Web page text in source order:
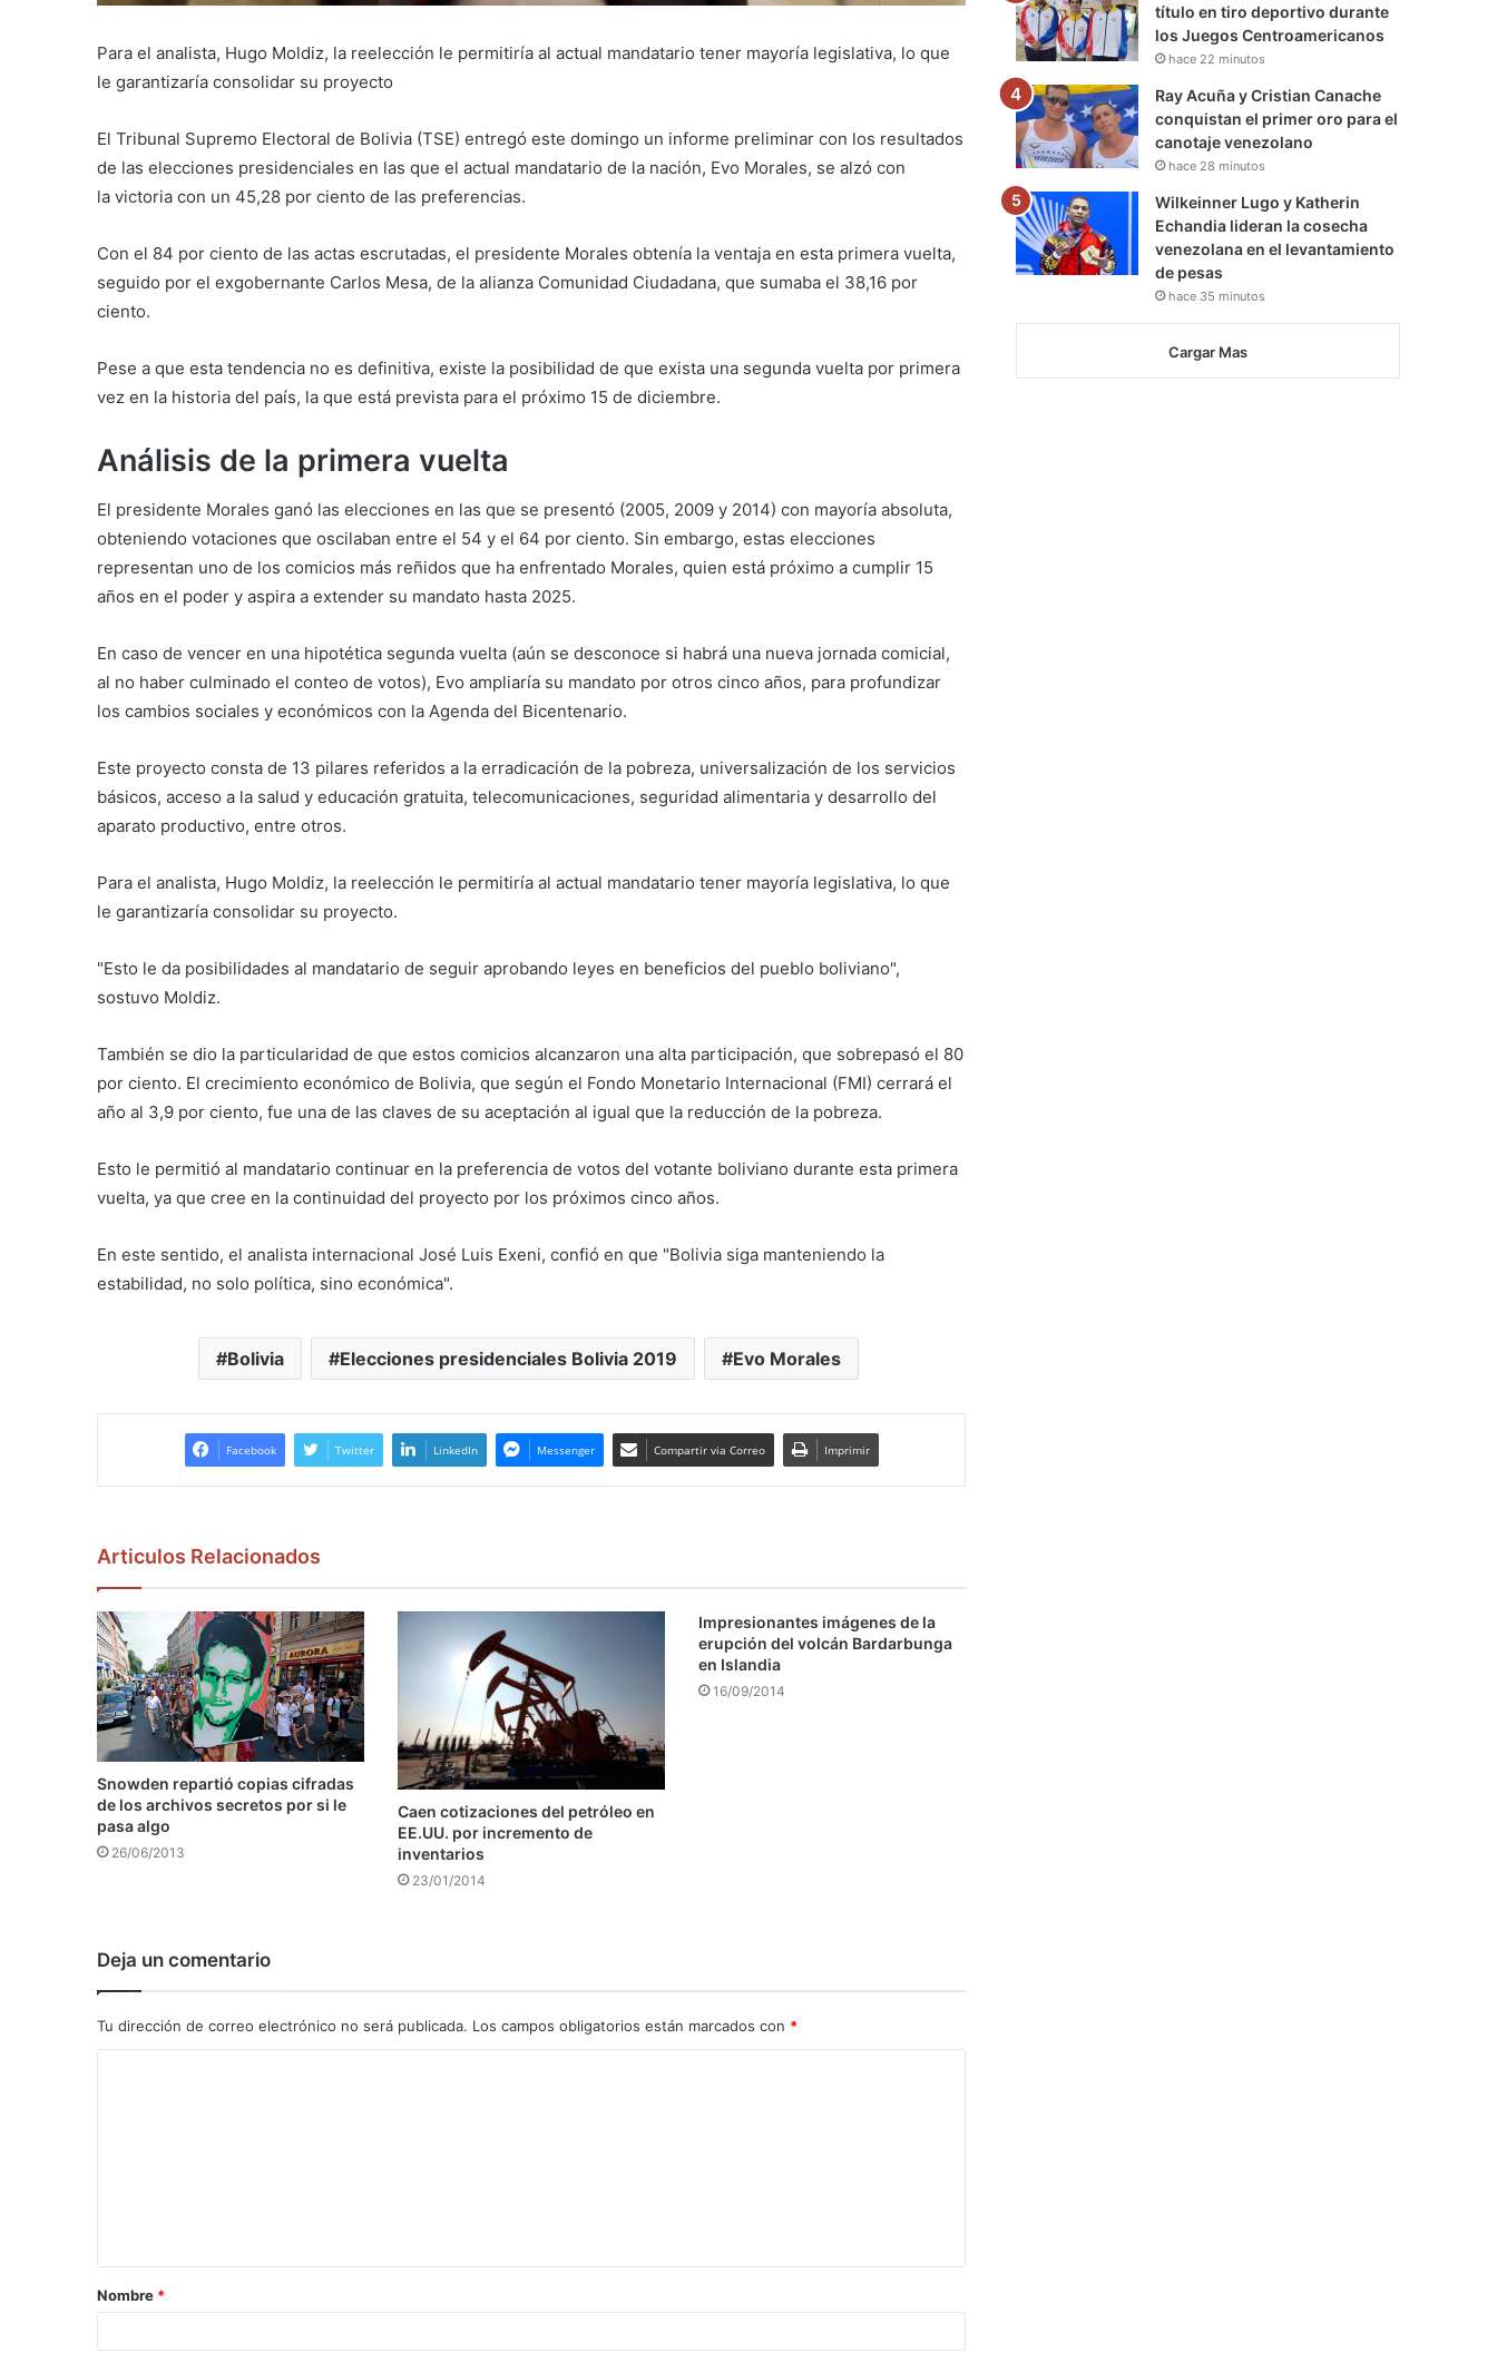
Para el analista, Hugo Moldiz, la reelección le permitiría al actual mandatario tener mayoría legislativa, lo que
le garantizaría consolidar su proyecto
El Tribunal Supremo Electoral de Bolivia (TSE) entregó este domingo un informe preliminar con los resultados
de las elecciones presidenciales en las que el actual mandatario de la nación, Evo Morales, se alzó con
la victoria con un 45,28 por ciento de las preferencias.
Con el 84 por ciento de las actas escrutadas, el presidente Morales obtenía la ventaja en esta primera vuelta,
seguido por el exgobernante Carlos Mesa, de la alianza Comunidad Ciudadana, que sumaba el 38,16 por
ciento.
Pese a que esta tendencia no es definitiva, existe la posibilidad de que exista una segunda vuelta por primera
vez en la historia del país, la que está prevista para el próximo 15 de diciembre.
Análisis de la primera vuelta
El presidente Morales ganó las elecciones en las que se presentó (2005, 2009 y 2014) con mayoría absoluta,
obteniendo votaciones que oscilaban entre el 54 y el 64 por ciento. Sin embargo, estas elecciones
representan uno de los comicios más reñidos que ha enfrentado Morales, quien está próximo a cumplir 15
años en el poder y aspira a extender su mandato hasta 2025.
En caso de vencer en una hipotética segunda vuelta (aún se desconoce si habrá una nueva jornada comicial,
al no haber culminado el conteo de votos), Evo ampliaría su mandato por otros cinco años, para profundizar
los cambios sociales y económicos con la Agenda del Bicentenario.
Este proyecto consta de 13 pilares referidos a la erradicación de la pobreza, universalización de los servicios
básicos, acceso a la salud y educación gratuita, telecomunicaciones, seguridad alimentaria y desarrollo del
aparato productivo, entre otros.
Para el analista, Hugo Moldiz, la reelección le permitiría al actual mandatario tener mayoría legislativa, lo que
le garantizaría consolidar su proyecto.
"Esto le da posibilidades al mandatario de seguir aprobando leyes en beneficios del pueblo boliviano",
sostuvo Moldiz.
También se dio la particularidad de que estos comicios alcanzaron una alta participación, que sobrepasó el 80
por ciento. El crecimiento económico de Bolivia, que según el Fondo Monetario Internacional (FMI) cerrará el
año al 3,9 por ciento, fue una de las claves de su aceptación al igual que la reducción de la pobreza.
Esto le permitió al mandatario continuar en la preferencia de votos del votante boliviano durante esta primera
vuelta, ya que cree en la continuidad del proyecto por los próximos cinco años.
En este sentido, el analista internacional José Luis Exeni, confió en que "Bolivia siga manteniendo la
estabilidad, no solo política, sino económica".
Bolivia Elecciones presidenciales Bolivia 2019 Evo Morales
Facebook Twitter LinkedIn Messenger Compartir via Correo Imprimir
Articulos Relacionados
Snowden repartió copias cifradas
de los archivos secretos por si le
pasa algo
26/06/2013
Caen cotizaciones del petróleo en
EE.UU. por incremento de
inventarios
23/01/2014
Impresionantes imágenes de la
erupción del volcán Bardarbunga
en Islandia
16/09/2014
Deja un comentario
Tu dirección de correo electrónico no será publicada. Los campos obligatorios están marcados con *
a
r
Nombre *
título en tiro deportivo durante
los Juegos Centroamericanos
hace 22 minutos
Ray Acuña y Cristian Canache
conquistan el primer oro para el
canotaje venezolano
hace 28 minutos
Wilkeinner Lugo y Katherin
Echandia lideran la cosecha
venezolana en el levantamiento
de pesas
hace 35 minutos
Cargar Mas